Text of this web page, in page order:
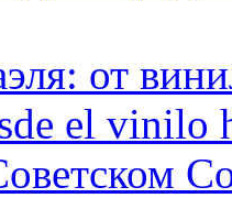
от
el vinilo